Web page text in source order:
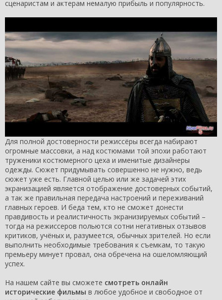
сценаристам и актерам немалую прибыль и популярность.
Для полной достоверности режиссёры всегда набирают
огромные массовки, а над костюмами той эпохи работают
труженики костюмерного цеха и именитые дизайнеры
одежды. Сюжет придумывать совершенно не нужно, ведь
сюжет уже есть. Главной целью или же задачей этих
экранизацией является отображение достоверных событий,
а так же правильная передача настроений и переживаний
главных героев. И беда тем, кто не сможет донести
правдивость и реалистичность экранизируемых событий –
тогда на режиссеров польются сотни негативных отзывов
критиков, учёных и, разумеется, обычных зрителей. Но если
выполнить необходимые требования к съемкам, то такую
премьеру минует провал, она обречена на ошеломляющий
успех.
На нашем сайте вы сможете смотреть онлайн
исторические фильмы в любое удобное и свободное от